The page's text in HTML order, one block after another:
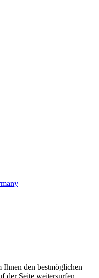
Ihnen den bestmöglichen
der Seite weitersurfen,